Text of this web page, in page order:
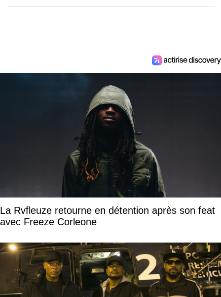
La Rvfleuze retourne en détention après son feat
avec Freeze Corleone